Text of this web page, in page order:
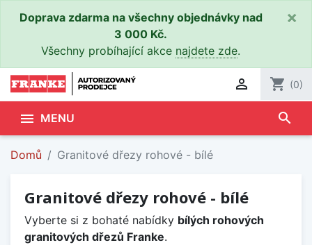
Doprava zdarma na všechny objednávky nad
3 000 Kč.
Všechny probíhající akce najdete zde.
×
 shopping_cart (0)
 MENU search
Domů Granitové dřezy rohové - bílé
Granitové dřezy rohové - bílé
Vyberte si z bohaté nabídky bílých rohových
granitových dřezů Franke.